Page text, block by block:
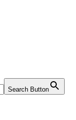
Search Button